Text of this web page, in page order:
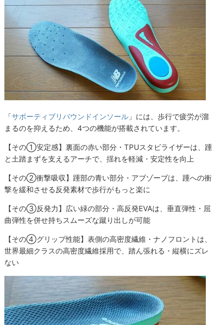
「サポーティブリバウンドインソール 」には、歩行で疲労が溜
まるのを抑えるため、4つの機能が搭載されています。
【その①安定感】裏面の赤い部分・TPUスタビライザーは、踵
と土踏まずを支えるアーチで、揺れを軽減・安定性を向上
【その②衝撃吸収】踵部の青い部分・アブゾーブは、踵への衝
撃を緩和させる反発素材で歩行がもっと楽に
【その③反発力】広い緑の部分・高反発EVAは、垂直弾性・屈
曲弾性を併せ持ちスムーズな蹴り出しが可能
【その④グリップ性能】表側の高密度繊維・ナノフロントは、
世界最細クラスの高密度繊維採用で、踏ん張れる・縦横にズレ
ない